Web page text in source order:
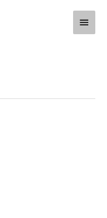
Menú